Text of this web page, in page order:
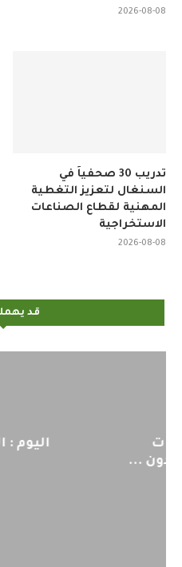
2026-08-08
تدريب 30 صحفياً في
السنغال لتعزيز التغطية
المهنية لقطاع الصناعات
الاستخراجية
2026-08-08
قد
اليوم : المشاركة
لمنظمي